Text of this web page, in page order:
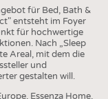
für Bed, Bath &
entsteht im Foyer
für hochwertige
Nach „Sleep
Areal, mit dem die
und
gestalten will.
Essenza Home,